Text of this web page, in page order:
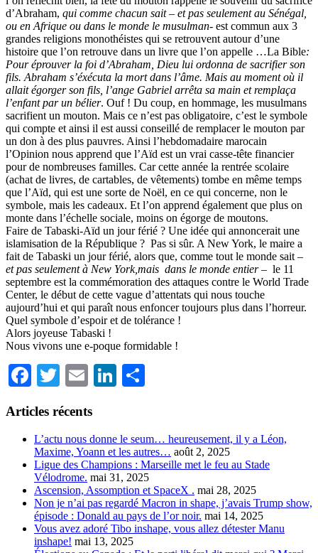
d’Abraham, qui comme chacun sait – et pas seulement au Sénégal,
ou en Afrique ou dans le monde le musulman- est commun aux 3
grandes religions monothéistes qui se retrouvent autour d’une
histoire que l’on retrouve dans un livre que l’on appelle …La Bible:
Pour éprouver la foi d’Abraham, Dieu lui ordonna de sacrifier son
fils. Abraham s’éxécuta la mort dans l’âme. Mais au moment où il
allait égorger son fils, l’ange Gabriel arrêta sa main et remplaça
l’enfant par un bélier. Ouf ! Du coup, en hommage, les musulmans
sacrifient un mouton. Mais ce n’est pas obligatoire, c’est le symbole
qui compte et ainsi il est aussi conseillé de remplacer le mouton par
un don à des plus pauvres. Ainsi l’hebdomadaire marocain
l’Opinion nous apprend que l’Aïd est un vrai casse-tête financier
pour de nombreuses familles. Car cette année la rentrée scolaire
(achat de livres, de cartables, de vêtements) tombe en même temps
que l’Aïd, qui est une sorte de Noël, en ce qui concerne, non le
symbole, mais les cadeaux. Et l’on apprend également que plus on
monte dans l’échelle sociale, moins on égorge de moutons.
Faire de Tabaski-Aïd un jour férié ? Une idée qui annoncerait une
islamisation de la République ? Pas si sûr. A New York, le maire a
fait de Tabaski un jour férié, alors que, comme tout le monde sait –
et pas seulement à New York,mais dans le monde entier – le 11
septembre est la commémoration des attaques contre le World Trade
Center, le début de cette vague d’attentats qui nous touche
aujourd’hui et qui paraît nous enfoncer toujours plus dans l’horreur.
Quel symbole d’espoir et de tolérance !
Alors joyeuse Tabaski !
Nous vivons une e-poque formidable !
Facebook
TwitterEmailLinkedIn
Articles récents
L’actu nous donne le seum… heureusement, il y a Léon,
Maxime, Yoann et les autres… août 2, 2025
Ligue des Champions : Marseille met le feu au Stade
Vélodrome. mai 31, 2025
Ascension, Assomption et SpaceX . mai 28, 2025
Non je n’ai pas regardé Macron in shape, j’avais Trump show,
épisode : Donald au pays de l’or noir. mai 14, 2025
Vous avez adoré Tibo inshape, vous allez détester Manu
inshape! mai 13, 2025